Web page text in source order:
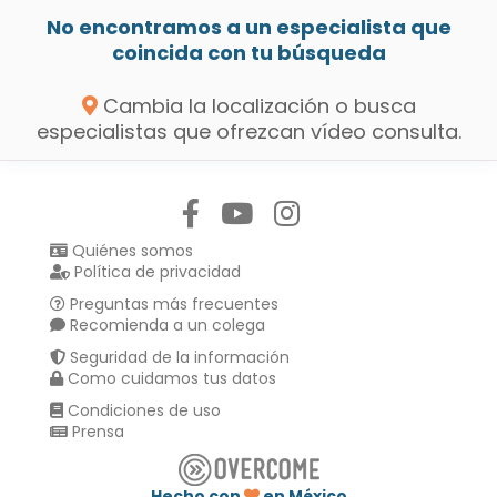
No encontramos a un especialista que
coincida con tu búsqueda
Cambia la localización o busca
especialistas que ofrezcan vídeo consulta.
Quiénes somos
Política de privacidad
Preguntas más frecuentes
Recomienda a un colega
Seguridad de la información
Como cuidamos tus datos
Condiciones de uso
Prensa